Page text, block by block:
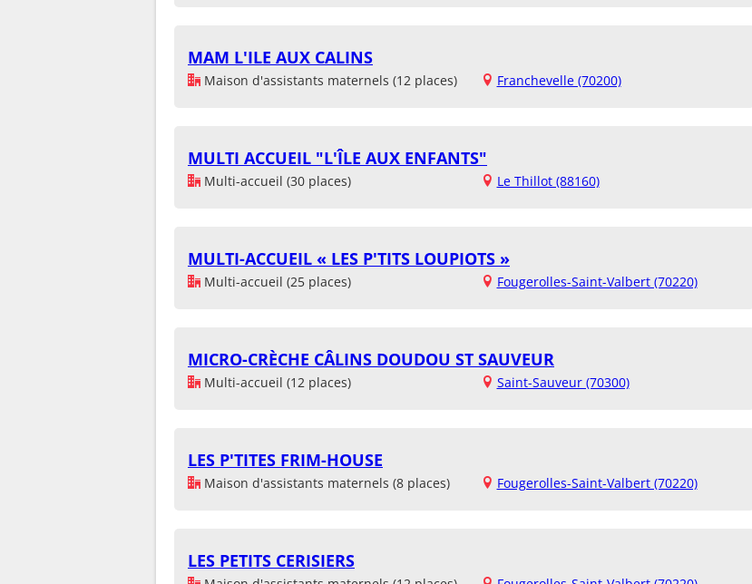
MAM L'ILE AUX CALINS
Maison d'assistants maternels (12 places) Franchevelle (70200)
MULTI ACCUEIL "L'ÎLE AUX ENFANTS"
Multi-accueil (30 places) Le Thillot (88160)
MULTI-ACCUEIL « LES P'TITS LOUPIOTS »
Multi-accueil (25 places) Fougerolles-Saint-Valbert (70220)
MICRO-CRÈCHE CÂLINS DOUDOU ST SAUVEUR
Multi-accueil (12 places) Saint-Sauveur (70300)
LES P'TITES FRIM-HOUSE
Maison d'assistants maternels (8 places) Fougerolles-Saint-Valbert (70220)
LES PETITS CERISIERS